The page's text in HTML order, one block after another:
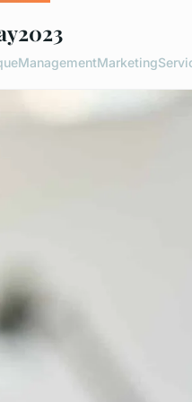
ManagementMarketing